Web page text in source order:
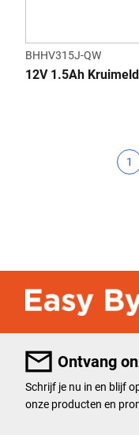
BHHV315J-QW
12V 1.5Ah
1
Ontvang
Schrijf je nu in en blijf
onze producten en